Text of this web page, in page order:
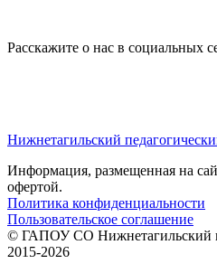
Расскажите о нас в социальных
Нижнетагильский
Информация, размещенная на
офертой.
Политика конфиденциальности
Пользовательское соглашение
© ГАПОУ СО Нижнетагильский
2015-2026